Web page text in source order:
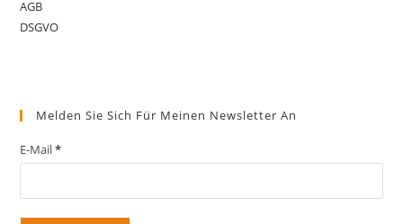
AGB
DSGVO
Melden Sie Sich Für Meinen Newsletter An
E-Mail*